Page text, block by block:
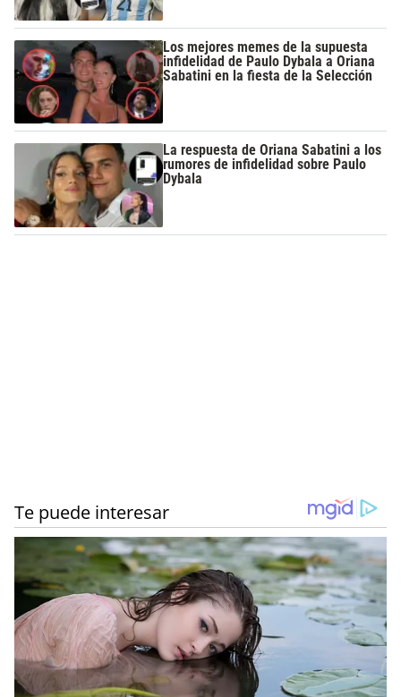
Los mejores memes de la supuesta
infidelidad de Paulo Dybala a Oriana
Sabatini en la fiesta de la Selección
La respuesta de Oriana Sabatini a los
rumores de infidelidad sobre Paulo
Dybala